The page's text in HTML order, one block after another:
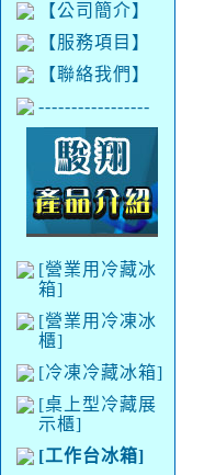
【公司簡介】
【服務項目】
【聯絡我們】
-----------------
[營業用冷藏冰
箱]
[營業用冷凍冰
櫃]
[冷凍冷藏冰箱]
[桌上型冷藏展
示櫃]
[工作台冰箱]